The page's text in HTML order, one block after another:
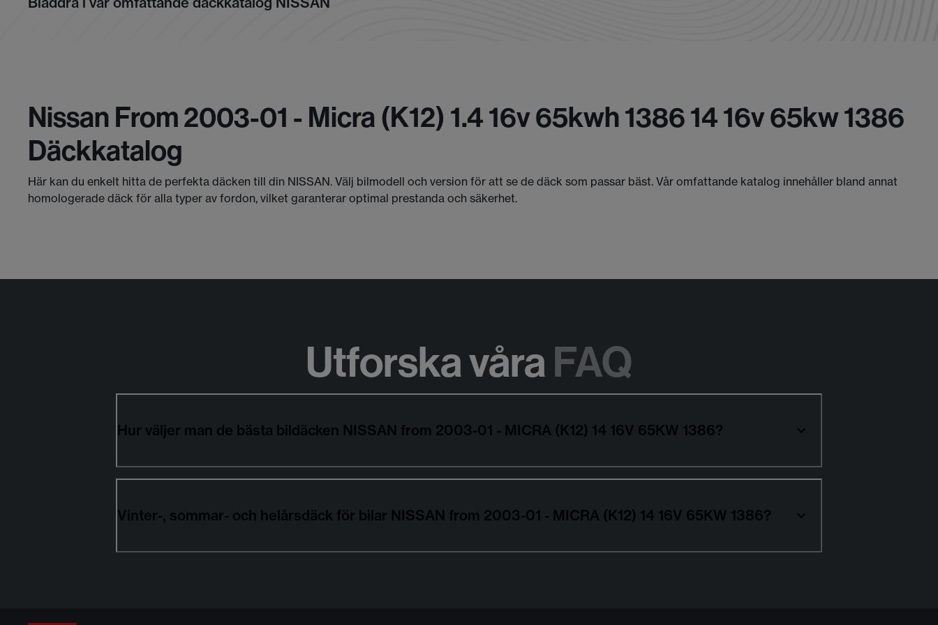
Nissan From 2003-01 - Micra (k12) 1.4 16v 65kwh 1386 14 16v 65kw 1386
Däckkatalog
Här kan du enkelt hitta de perfekta däcken till din NISSAN. Välj bilmodell och version för att se de däck som passar bäst. Vår omfattande katalog innehåller bland annat
homologerade däck för alla typer av fordon, vilket garanterar optimal prestanda och säkerhet.
Utforska våraFAQ
Hur väljer man de bästa bildäcken NISSAN from 2003-01 - MICRA (K12) 14 16V 65KW 1386?
Vinter-, sommar- och helårsdäck för bilar NISSAN from 2003-01 - MICRA (K12) 14 16V 65KW 1386?